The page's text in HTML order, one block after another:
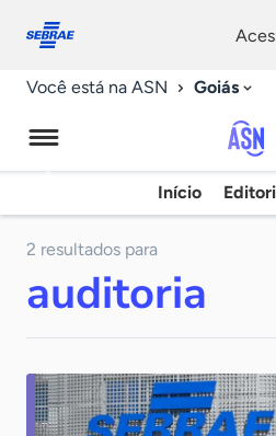
conosco
Você está na ASN Goiás
Início
2 resultados para
auditoria